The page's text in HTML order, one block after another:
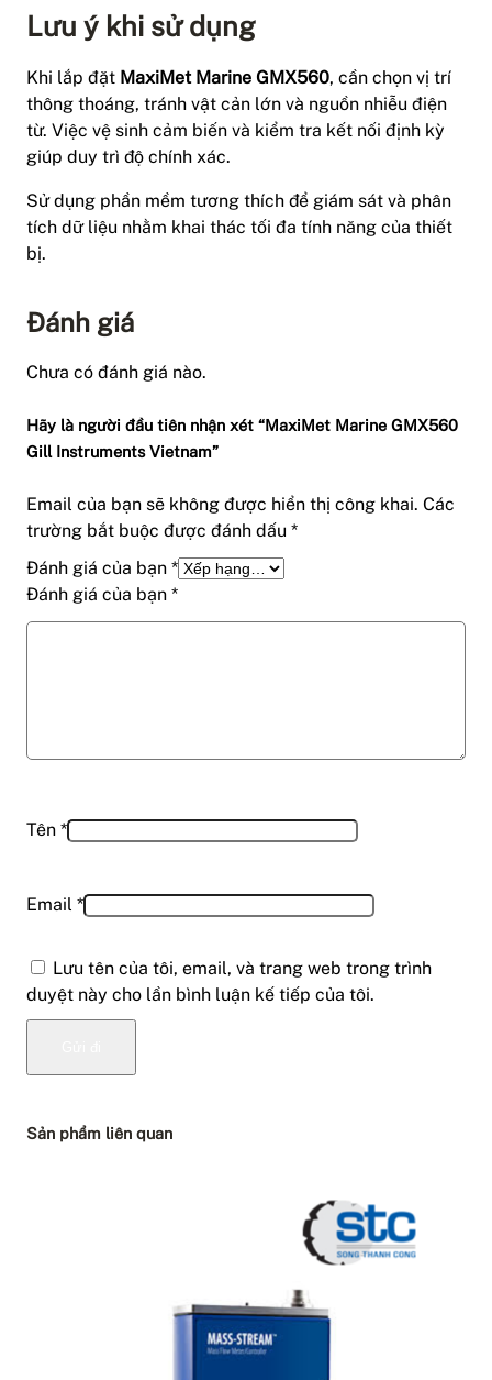
Lưu ý khi sử dụng
Khi lắp đặt MaxiMet Marine GMX560, cần chọn vị trí
thông thoáng, tránh vật cản lớn và nguồn nhiễu điện
từ. Việc vệ sinh cảm biến và kiểm tra kết nối định kỳ
giúp duy trì độ chính xác.
Sử dụng phần mềm tương thích để giám sát và phân
tích dữ liệu nhằm khai thác tối đa tính năng của thiết
bị.
Đánh giá
Chưa có đánh giá nào.
Hãy là người đầu tiên nhận xét “MaxiMet Marine GMX560
Gill Instruments Vietnam”
Email của bạn sẽ không được hiển thị công khai. Các
trường bắt buộc được đánh dấu *
Đánh giá của bạn *
Đánh giá của bạn *
Tên *
Email *
Lưu tên của tôi, email, và trang web trong trình
duyệt này cho lần bình luận kế tiếp của tôi.
Sản phẩm liên quan